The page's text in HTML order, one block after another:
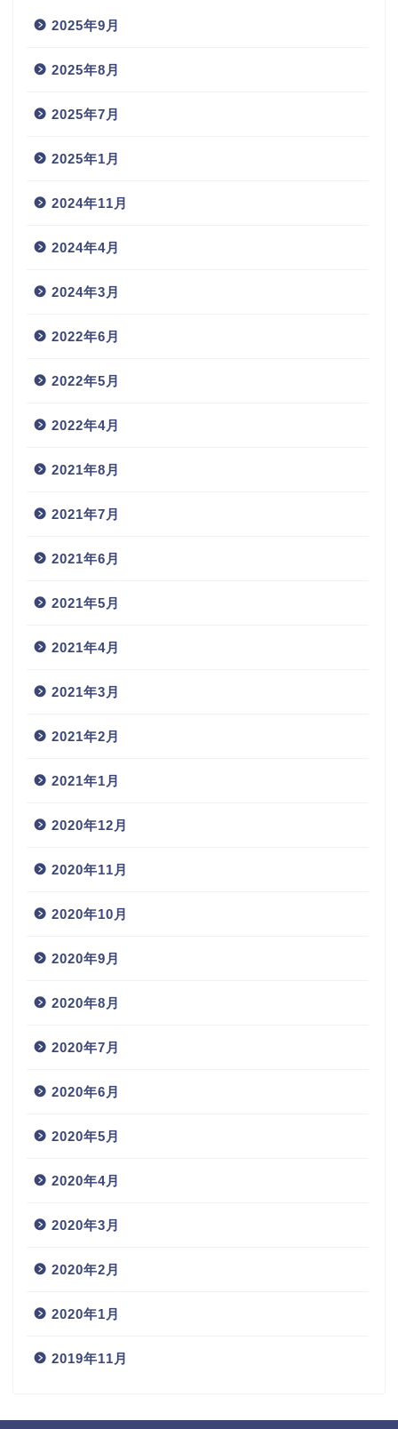
2025年9月
2025年8月
2025年7月
2025年1月
2024年11月
2024年4月
2024年3月
2022年6月
2022年5月
2022年4月
2021年8月
2021年7月
2021年6月
2021年5月
2021年4月
2021年3月
2021年2月
2021年1月
2020年12月
2020年11月
2020年10月
2020年9月
2020年8月
2020年7月
2020年6月
2020年5月
2020年4月
2020年3月
2020年2月
2020年1月
2019年11月